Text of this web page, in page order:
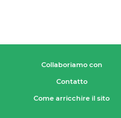
Collaboriamo con
Contatto
Come arricchire il sito